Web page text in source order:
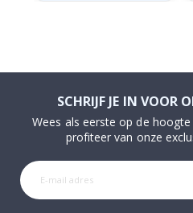
SCHRIJF JE IN VOOR
Wees als eerste op de
profiteer van onze